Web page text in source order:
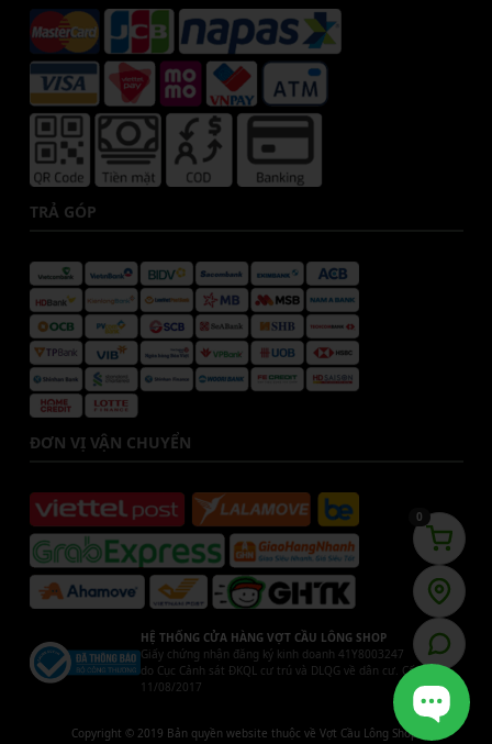
TRẢ GÓP
ĐƠN VỊ VẬN CHUYỂN
HỆ THỐNG CỬA HÀNG VỢT CẦU LÔNG SHOP
Giấy chứng nhận đăng ký kinh doanh 41Y8003247
do Cục Cảnh sát ĐKQL cư trú và DLQG về dân cư. Cấp ngày
11/08/2017
Copyright © 2019 Bản quyền website thuộc về Vợt Cầu Lông Shop.
0